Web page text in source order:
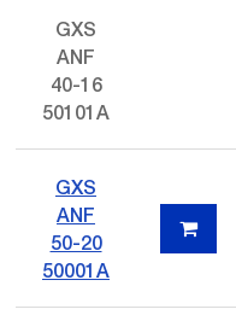
GXS
ANF
40-16
50101A
GXS
ANF
50-20
50001A